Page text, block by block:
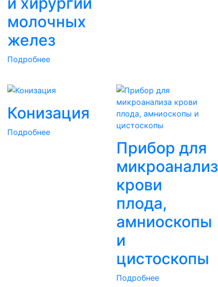
молочных
желез
Подробнее
Конизация
Подробнее
Прибор для
крови
плода,
амниоскопы
и
цистоскопы
Подробнее